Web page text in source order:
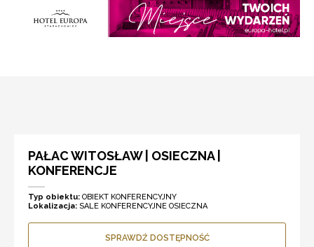
PAŁAC WITOSŁAW | OSIECZNA |
KONFERENCJE
Typ obiektu: OBIEKT KONFERENCYJNY
Lokalizacja: SALE KONFERENCYJNE OSIECZNA
SPRAWDŹ DOSTĘPNOŚĆ